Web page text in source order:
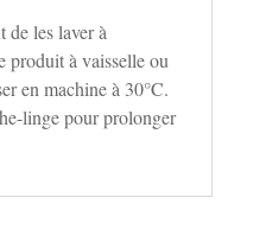
de les laver à
produit à vaisselle ou
en machine à 30°C.
linge pour prolonger